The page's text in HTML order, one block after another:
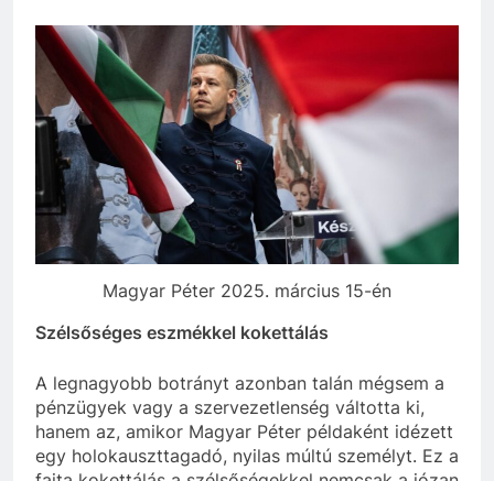
Magyar Péter 2025. március 15-én
Szélsőséges eszmékkel kokettálás
A legnagyobb botrányt azonban talán mégsem a
pénzügyek vagy a szervezetlenség váltotta ki,
hanem az, amikor Magyar Péter példaként idézett
egy holokauszttagadó, nyilas múltú személyt. Ez a